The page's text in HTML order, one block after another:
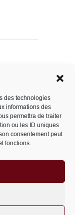
des technologies
informations des
permettra de traiter
ou les ID uniques
consentement peut
fonctions.